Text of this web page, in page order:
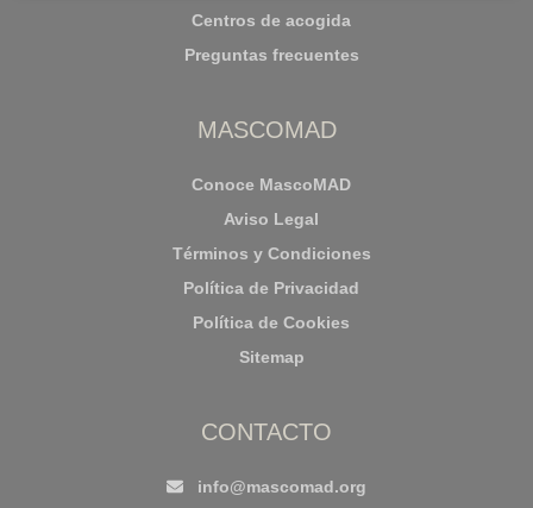
Centros de acogida
Preguntas frecuentes
MASCOMAD
Conoce MascoMAD
Aviso Legal
Términos y Condiciones
Política de Privacidad
Política de Cookies
Sitemap
CONTACTO
info@mascomad.org